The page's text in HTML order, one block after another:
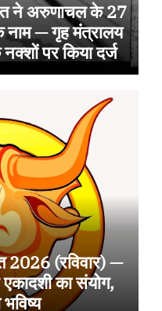
ने अरुणाचल के 27
नाम — गृह मंत्रालय
पर किया दर्ज
(रविवार) —
का संयोग,